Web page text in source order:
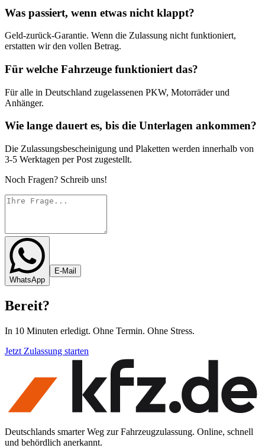
Was passiert, wenn etwas nicht klappt?
Geld-zurück-Garantie. Wenn die Zulassung nicht funktioniert,
erstatten wir den vollen Betrag.
Für welche Fahrzeuge funktioniert das?
Für alle in Deutschland zugelassenen PKW, Motorräder und
Anhänger.
Wie lange dauert es, bis die Unterlagen ankommen?
Die Zulassungsbescheinigung und Plaketten werden innerhalb von
3-5 Werktagen per Post zugestellt.
Noch Fragen? Schreib uns!
WhatsApp
E-Mail
Bereit?
In 10 Minuten erledigt. Ohne Termin. Ohne Stress.
Jetzt Zulassung starten
Deutschlands smarter Weg zur Fahrzeugzulassung. Online, schnell
und behördlich anerkannt.